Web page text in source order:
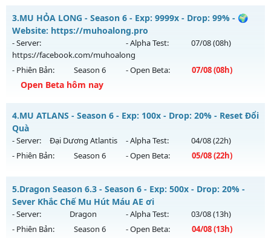
Antihack: Mega-Anti
ĐUA TOP NHẬN MỐC NẠP - TẶNG SET 400 FULL THẦN+3M
WC FREE
Mu mới ra tháng 08 2026 - Mở máy chủ
BOSS 24/7 SĂN
WCOINC THẢ GAvào 13h ngày 07/08/2626
Exp: 9999x - Drop: 80%
Kiểu reset: Reset In Game
Antihack: KHÔNG THỂ HACK
3.MU HỎA LONG - Season 6 - Exp: 9999x - Drop: 99% - 🌍
Website: https://muhoalong.pro
- Server:
https://facebook.com/muhoalong
- Alpha Test: 07/08(08h)
- Phiên Bản: Season 6 - Open Beta: 07/08(08h)
Open Beta hôm nay
Mu mới ra tháng 08 2026 - Mở máy chủ
https://facebook.com/muhoalongvào 08h ngày
07/08/2626
Kiểu reset: Non Reset
Thể loại: Mu Nguyên bản Webzen
Antihack: XShield
4.MU ATLANS - Season 6 - Exp: 100x - Drop: 20% - Reset Đổi
Quà
- Server: Đại Dương Atlantis - Alpha Test: 04/08(22h)
- Phiên Bản:
Season 6 - Open Beta: 05/08(22h)
Mu mới ra tháng 08 2026 - Mở máy chủ
vào 22h ngày 05/08/2626
Exp: 100x - Drop: 20%
5.Dragon Season 6.3 - Season 6 - Exp: 500x - Drop: 20% -
Sever Khắc Chế Mu Hút Máu AE ơi
- Server: Dragon - Alpha Test: 03/08(13h)
- Phiên Bản:
Season 6 - Open Beta: 04/08(13h)